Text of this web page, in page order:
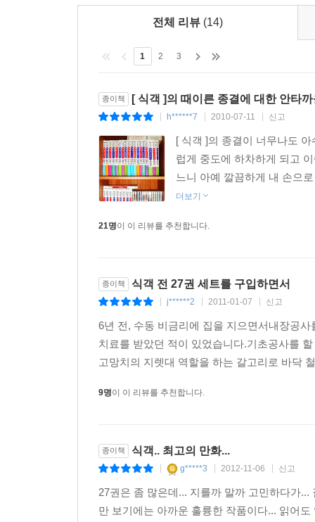
전체 리뷰 (14)
1 2 3
종이책 [ 식객 ]의 때이른 종결에 대한 안타
h******7 2010-07-11 신고
[ 식객 ]의 종결이 너무나도
럽게 중도에 하차하게 되고
느니 아예 깔끔하게 내 손으
더보기
21명이 이 리뷰를 추천합니다.
종이책 식객 전 27권 세트를 구입하면서
j******2 2011-01-07 신고
6년 전, 수동 비금리에 집을 지으면서내장공
치료를 받았던 적이 있었습니다.기초공사를
고망치의 지렛대 역할을 하는 갈고리로 바닥
9명이 이 리뷰를 추천합니다.
종이책 식객.. 최고의 만화...
g*****3 2012-11-06 신고
27권은 좀 많은데... 지를까 말까 고민하다가
만 보기에는 아까운 훌륭한 작품이다... 읽어